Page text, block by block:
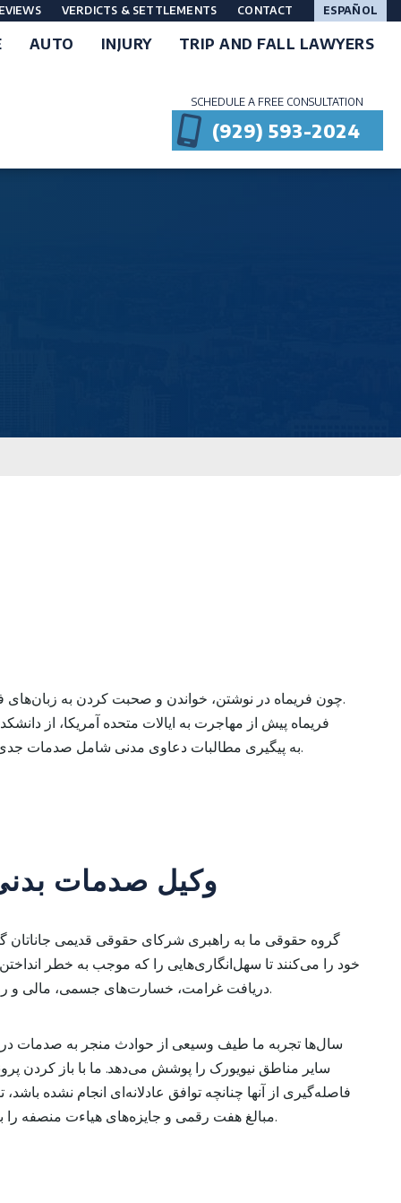
VERDICTS & SETTLEMENTS CONTACT ESPAÑOL
AUTO INJURY TRIP AND FALL LAWYERS
SCHEDULE A FREE CONSULTATION
(929) 593-2024
چون فریماه در نوشتن، خواندن و صحبت کردن به زبان‌های فارسی و ترکی مسلط است، موکلینی که صحبت کردن به زبان فارسی یا ترکی برایشان آسانتر باشد، می‌توانند به فریماه مراجعه نمایند.
فریماه پیش از مهاجرت به ایالات متحده آمریکا، از
دانشکده حقوق و نیز نایب‌ رئیس انجمن حقوق کار بوده است. فریماه در Goidel & Siegel, LLP به پیگیری مطالبات دعاوی مدنی شامل صدمات جدی بدنی و نیز اختلافات تجاری اشتغال دارد.
وکیل صدمات
گروه حقوقی ما به راهبری شرکای حقوقی قدیمی جاناتان
خود را می‌کنند تا سهل‌انگاری‌هایی را که موجب به خطر
دریافت غرامت، خسارت‌های جسمی، مالی و روانی موکلین خود را بهبود ببخشند.
سال‌ها تجربه ما طیف وسیعی از حوادث منجر به صدمات در
سایر مناطق نیویورک را پوشش می‌دهد. ما با باز کردن
فاصله‌گیری از آنها چنانچه توافق عادلانه‌ای انجام نشده باشد،
مبالغ هفت رقمی و جایزه‌های هیاءت منصفه را برای موکلین خود درخواست کنیم.